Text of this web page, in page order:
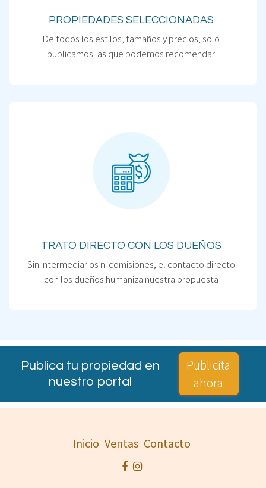
PROPIEDADES SELECCIONADAS
De todos los estilos, tamaños y precios, solo
publicamos las que podemos recomendar
TRATO DIRECTO CON LOS DUEÑOS
Sin intermediarios ni comisiones, el contacto directo
con los dueños humaniza nuestra propuesta
Publica tu propiedad en
nuestro portal
Publicita
ahora
Inicio Ventas Contacto